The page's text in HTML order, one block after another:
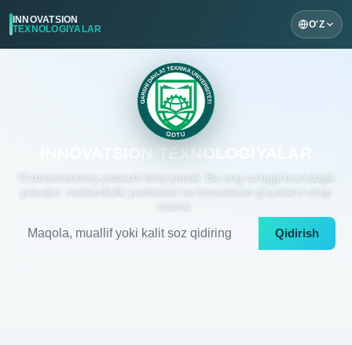
INNOVATSION
TEXNOLOGIYALAR
O'Z
INNOVATSION TEXNOLOGIYALAR
O'zbekistonning yetakchi ilmiy jurnali. Biz eng so'nggi texnologik
yutuqlar, muhandislik yechimlari va innovatsion g'oyalarni chop
etamiz.
Qidirish